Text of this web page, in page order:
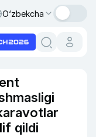
O‘zbekcha
qildi